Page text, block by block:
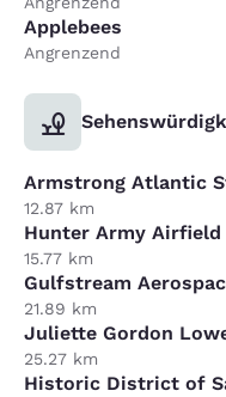
Applebees
Angrenzend
Armstrong Atlantic
12.87 km
Hunter Army Airfield
15.77 km
Gulfstream
21.89 km
Juliette Gordon
25.27 km
Historic District of